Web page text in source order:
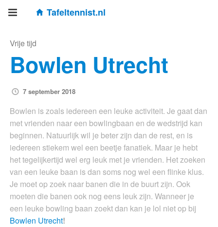
Tafeltennist.nl
Vrije tijd
Bowlen Utrecht
7 september 2018
Bowlen is zoals iedereen een leuke activiteit. Je gaat dan
met vrienden naar een bowlingbaan en de wedstrijd kan
beginnen. Natuurlijk wil je beter zijn dan de rest, en is
iedereen stiekem wel een beetje fanatiek. Maar je hebt
het tegelijkertijd wel erg leuk met je vrienden. Het zoeken
van een leuke baan is dan soms nog wel een flinke klus.
Je moet op zoek naar banen die in de buurt zijn. Ook
moeten die banen ook nog eens leuk zijn. Wanneer je
een leuke bowling baan zoekt dan kan je lol niet op bij
Bowlen Utrecht!